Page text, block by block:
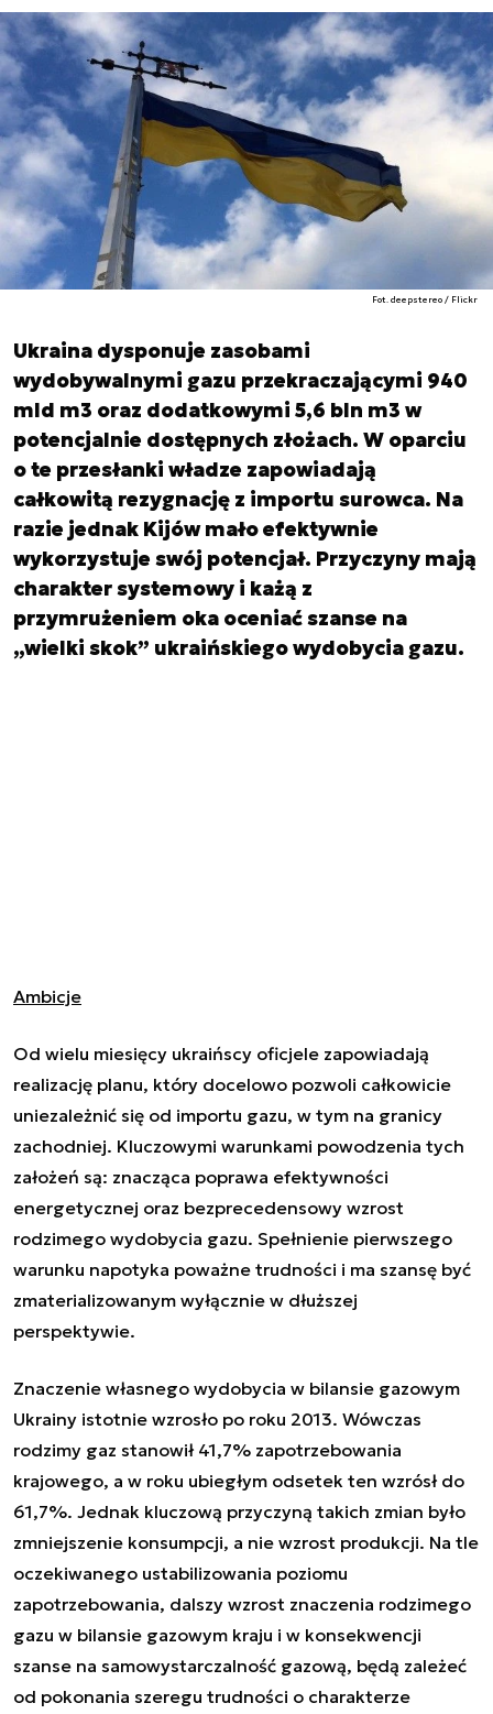
Fot. deepstereo / Flickr
Ukraina dysponuje zasobami
wydobywalnymi gazu przekraczającymi 940
mld m3 oraz dodatkowymi 5,6 bln m3 w
potencjalnie dostępnych złożach. W oparciu
o te przesłanki władze zapowiadają
całkowitą rezygnację z importu surowca. Na
razie jednak Kijów mało efektywnie
wykorzystuje swój potencjał. Przyczyny mają
charakter systemowy i każą z
przymrużeniem oka oceniać szanse na
„wielki skok” ukraińskiego wydobycia gazu.
Ambicje
Od wielu miesięcy ukraińscy oficjele zapowiadają
realizację planu, który docelowo pozwoli całkowicie
uniezależnić się od importu gazu, w tym na granicy
zachodniej. Kluczowymi warunkami powodzenia tych
założeń są: znacząca poprawa efektywności
energetycznej oraz bezprecedensowy wzrost
rodzimego wydobycia gazu. Spełnienie pierwszego
warunku napotyka poważne trudności i ma szansę być
zmaterializowanym wyłącznie w dłuższej
perspektywie.
Znaczenie własnego wydobycia w bilansie gazowym
Ukrainy istotnie wzrosło po roku 2013. Wówczas
rodzimy gaz stanowił 41,7% zapotrzebowania
krajowego, a w roku ubiegłym odsetek ten wzrósł do
61,7%. Jednak kluczową przyczyną takich zmian było
zmniejszenie konsumpcji, a nie wzrost produkcji. Na tle
oczekiwanego ustabilizowania poziomu
zapotrzebowania, dalszy wzrost znaczenia rodzimego
gazu w bilansie gazowym kraju i w konsekwencji
szanse na samowystarczalność gazową, będą zależeć
od pokonania szeregu trudności o charakterze